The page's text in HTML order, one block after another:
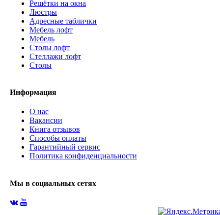
Решётки на окна
Люстры
Адресные таблички
Мебель лофт
Мебель
Столы лофт
Стеллажи лофт
Cтолы
Информация
О нас
Вакансии
Книга отзывов
Способы оплаты
Гарантийный сервис
Политика конфиденциальности
Мы в социальных сетях